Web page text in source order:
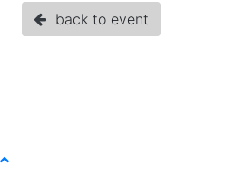
back to event